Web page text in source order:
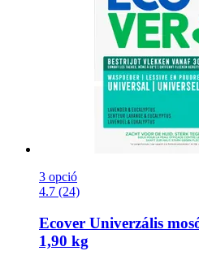
3 opció
4.7 (24)
Ecover Univerzális
1,90 kg